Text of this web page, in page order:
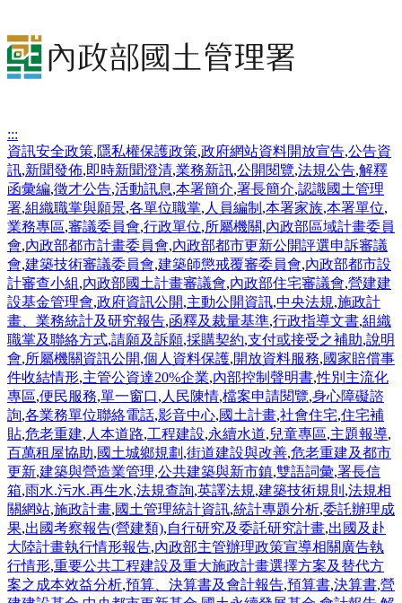
:::
資訊安全政策,隱私權保護政策,政府網站資料開放宣告,公告資
訊,新聞發佈,即時新聞澄清,業務新訊,公開閱覽,法規公告,解釋
函彙編,徵才公告,活動訊息,本署簡介,署長簡介,認識國土管理
署,組織職掌與願景,各單位職掌, 人員編制 ,本署家族,本署單位,
業務專區,審議委員會,行政單位,所屬機關,內政部區域計畫委員
會,內政部都市計畫委員會,內政部都市更新公開評選申訴審議
會,建築技術審議委員會,建築師懲戒覆審委員會,內政部都市設
計審查小組,內政部國土計畫審議會,內政部住宅審議會,營建建
設基金管理會,政府資訊公開,主動公開資訊,中央法規,施政計
畫、業務統計及研究報告,函釋及裁量基準,行政指導文書,組織
職掌及聯絡方式,請願及訴願,採購契約,支付或接受之補助,說明
會,所屬機關資訊公開,個人資料保護,開放資料服務,國家賠償事
件收結情形,主管公資達20%企業,內部控制聲明書,性別主流化
專區,便民服務,單一窗口, 人民陳情,檔案申請閱覽,身心障礙諮
詢,各業務單位聯絡電話,影音中心,國土計畫,社會住宅,住宅補
貼,危老重建, 人本道路,工程建設,永續水道,兒童專區,主題報導,
百萬租屋協助,國土城鄉規劃 ,街道建設與改善,危老重建及都市
更新,建築與營造業管理,公共建築與新市鎮,雙語詞彙,署長信
箱,雨水.污水.再生水,法規查詢,英譯法規,建築技術規則 ,法規相
關網站,施政計畫,國土管理統計資訊,統計專題分析,委託辦理成
果,出國考察報告(營建類),自行研究及委託研究計畫,出國及赴
大陸計畫執行情形報告,內政部主管辦理政策宣導相關廣告執
行情形,重要公共工程建設及重大施政計畫選擇方案及替代方
案之成本效益分析,預算、決算書及會計報告,預算書,決算書,營